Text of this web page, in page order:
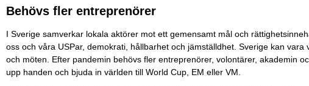
Behövs fler entreprenörer
I Sverige samverkar lokala aktörer mot ett gemensamt mål och
oss och våra USPar, demokrati, hållbarhet och jämställdhet. Sverige kan
och möten. Efter pandemin behövs fler entreprenörer, volontärer, akademin
upp handen och bjuda in världen till World Cup, EM eller VM.